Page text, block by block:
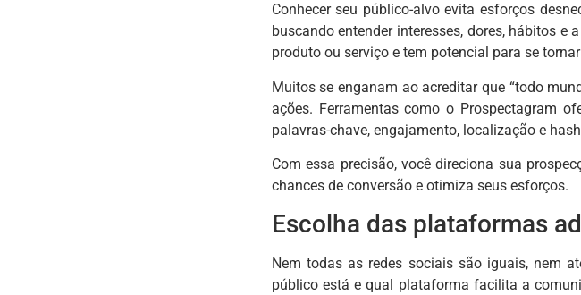
Conhecer seu público-alvo evita esforços
buscando entender interesses, dores, hábitos e
produto ou serviço e tem potencial para se
Muitos se enganam ao acreditar que “todo
ações. Ferramentas como o Prospectagram
palavras-chave, engajamento, localização e
Com essa precisão, você direciona sua
chances de conversão e otimiza seus esforços.
Escolha das plataformas
Nem todas as redes sociais são iguais, nem
público está e qual plataforma facilita a